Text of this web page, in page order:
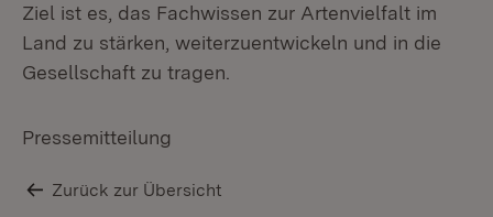
Ziel ist es, das Fachwissen zur Artenvielfalt im
Land zu stärken, weiterzuentwickeln und in die
Gesellschaft zu tragen.
Pressemitteilung
Zurück zur Übersicht